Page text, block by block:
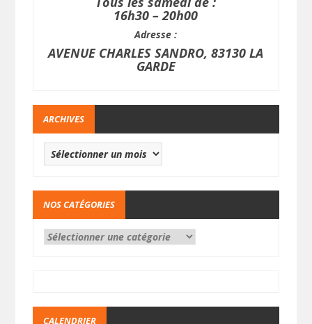
16h30 – 20h00
Adresse :
AVENUE CHARLES SANDRO, 83130 LA
GARDE
ARCHIVES
NOS CATÉGORIES
CALENDRIER